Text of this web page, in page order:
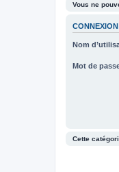
Vous ne
CONNEXION
Nom
Mot de
Cette